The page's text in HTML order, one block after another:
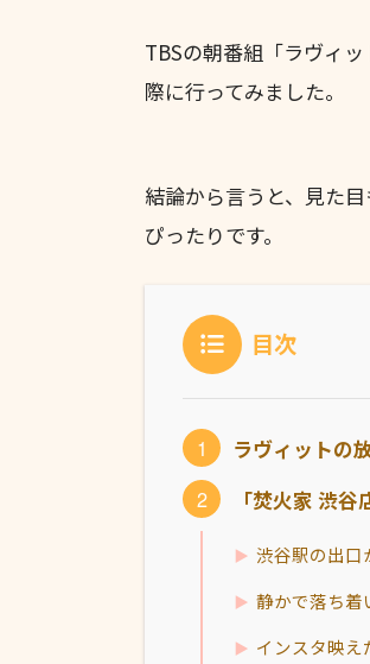
TBSの朝番組「ラヴィ
際に行ってみました。
結論から言うと、見た
ぴったりです。
目次
ラヴィットの
「焚火家 渋
渋谷駅の出口
静かで落ち着
インスタ映え